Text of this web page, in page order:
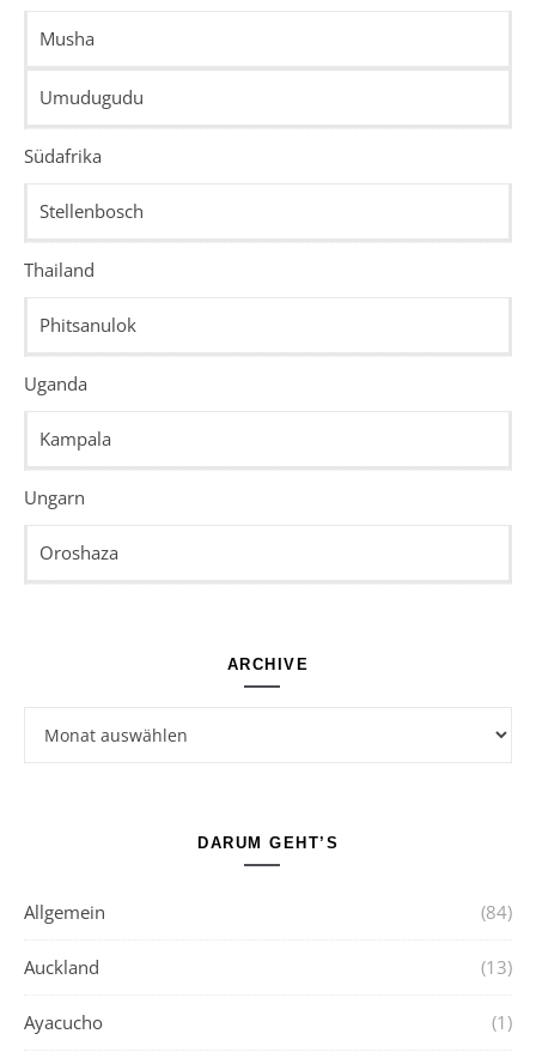
Musha
Umudugudu
Südafrika
Stellenbosch
Thailand
Phitsanulok
Uganda
Kampala
Ungarn
Oroshaza
ARCHIVE
DARUM GEHT’S
Allgemein (84)
Auckland (13)
Ayacucho (1)